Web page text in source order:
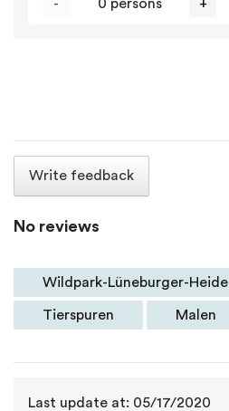
- 0 persons +
Write feedback
No reviews
Wildpark-Lüneburger-Heide
Tierspuren Malen
Last update at: 05/17/2020